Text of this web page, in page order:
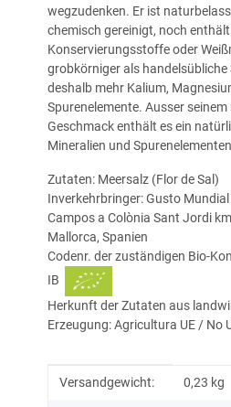
wegzudenken. Er ist
chemisch gereinigt, noch
Konservierungsstoffe oder
grobkörniger als handelsübliche
deshalb mehr Kalium,
Spurenelemente. Ausser
Geschmack enthält es ein
Mineralien und
Zutaten: Meersalz (Flor de Sal)
Inverkehrbringer: Gusto
Campos a Colònia Sant Jordi
Mallorca, Spanien
Codenr. der zuständigen Bio-
IB
Herkunft der Zutaten aus
Erzeugung: Agricultura UE / No
Produkteigenschaft
Wert
Versandgewicht: 0,23 kg